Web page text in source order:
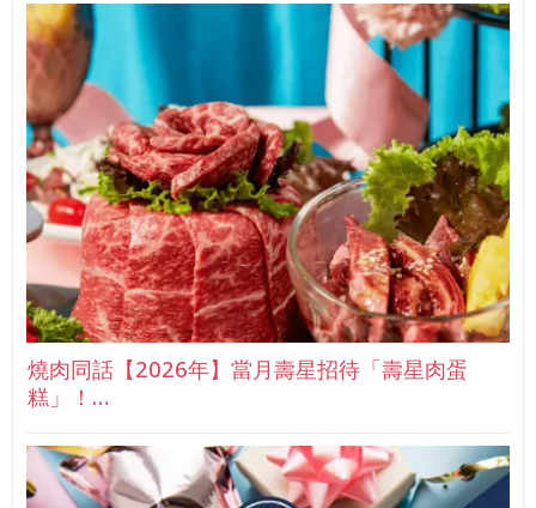
燒肉同話【2026年】當月壽星招待「壽星肉蛋
糕」！…